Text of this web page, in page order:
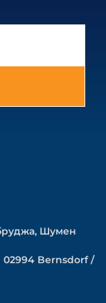
Шумен
02994 Bernsdorf /